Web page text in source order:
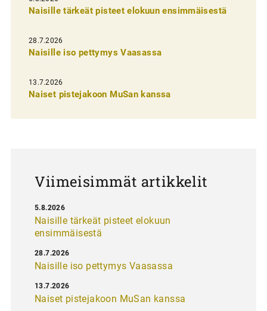
e
n
s
e
l
Naisille tärkeät pisteet elokuun ensimmäisestä
28.7.2026
Naisille iso pettymys Vaasassa
13.7.2026
Naiset pistejakoon MuSan kanssa
Viimeisimmät artikkelit
Naisille tärkeät pisteet elokuun
ensimmäisestä
5.8.2026
Naisille iso pettymys Vaasassa
28.7.2026
Naiset pistejakoon MuSan kanssa
13.7.2026